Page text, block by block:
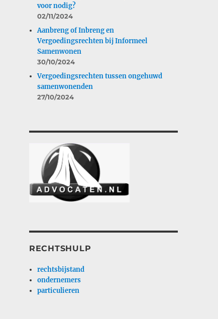
voor nodig?
02/11/2024
Aanbreng of Inbreng en
Vergoedingsrechten bij Informeel
Samenwonen
30/10/2024
Vergoedingsrechten tussen ongehuwd
samenwonenden
27/10/2024
RECHTSHULP
rechtsbijstand
ondernemers
particulieren